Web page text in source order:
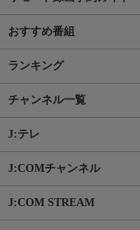
おすすめ番組
ランキング
チャンネル一覧
J:テレ
J:COMチャンネル
J:COM STREAM